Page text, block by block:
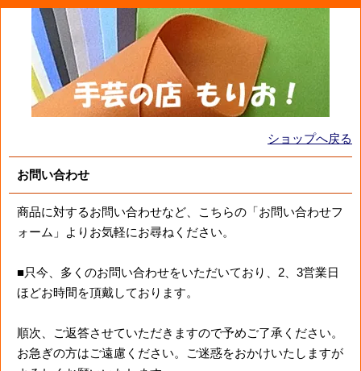
ショップへ戻る
お問い合わせ
商品に対するお問い合わせなど、こちらの「お問い合わせフ
ォーム」よりお気軽にお尋ねください。
■只今、多くのお問い合わせをいただいており、2、3営業日
ほどお時間を頂戴しております。
順次、ご返答させていただきますので予めご了承ください。
お急ぎの方はご遠慮ください。ご迷惑をおかけいたしますが